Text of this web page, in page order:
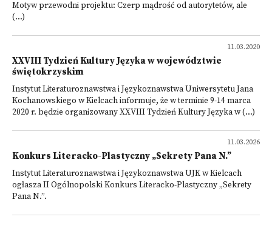
Motyw przewodni projektu: Czerp mądrość od autorytetów, ale
(...)
11.03.2020
XXVIII Tydzień Kultury Języka w województwie
świętokrzyskim
Instytut Literaturoznawstwa i Językoznawstwa Uniwersytetu Jana
Kochanowskiego w Kielcach informuje, że w terminie 9-14 marca
2020 r. będzie organizowany XXVIII Tydzień Kultury Języka w (...)
11.03.2026
Konkurs Literacko-Plastyczny „Sekrety Pana N.”
Instytut Literaturoznawstwa i Językoznawstwa UJK w Kielcach
ogłasza II Ogólnopolski Konkurs Literacko-Plastyczny „Sekrety
Pana N.”.